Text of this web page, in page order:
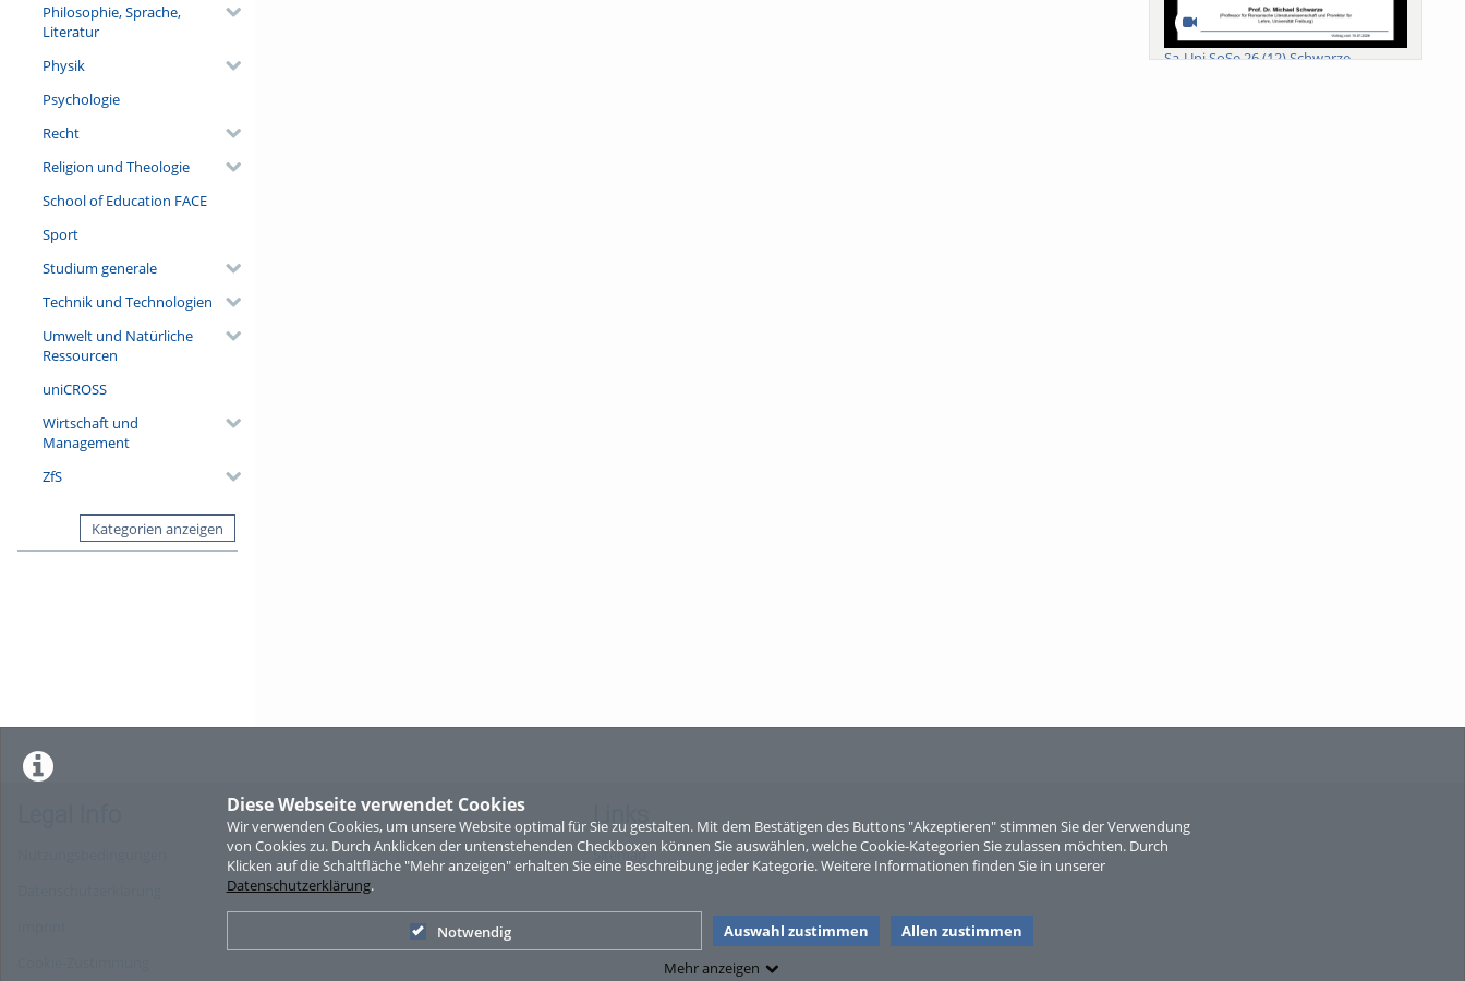
Diese Webseite verwendet Cookies
Wir verwenden Cookies, um unsere Website optimal für Sie zu gestalten. Mit dem Bestätigen des Buttons "Akzeptieren" stimmen Sie der Verwendung
von Cookies zu. Durch Anklicken der untenstehenden Checkboxen können Sie auswählen, welche Cookie-Kategorien Sie zulassen möchten. Durch
Klicken auf die Schaltfläche "Mehr anzeigen" erhalten Sie eine Beschreibung jeder Kategorie. Weitere Informationen finden Sie in unserer
Datenschutzerklärung.
Notwendig Auswahl zustimmen
Allen zustimmen
Mehr anzeigen
Philosophie, Sprache,
Literatur
Physik
Psychologie
Recht
Religion und Theologie
School of Education FACE
Sport
Studium generale
Technik und Technologien
Umwelt und Natürliche
Ressourcen
uniCROSS
Wirtschaft und
Management
ZfS
Kategorien anzeigen
Sa-Uni SoSe 26 (12) Schwarze
Sperber
Links
Sitemap